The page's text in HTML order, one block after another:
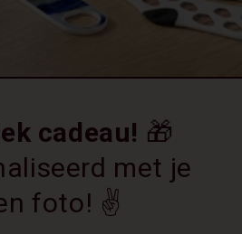
cadeau! 🎁
met je
foto! ✌️